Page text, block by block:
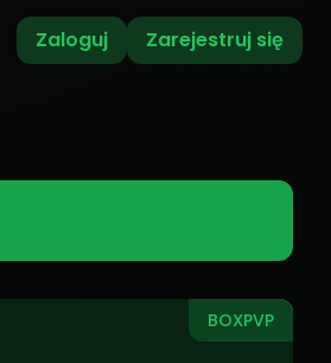
Zaloguj Zarejestruj się
BOXPVP